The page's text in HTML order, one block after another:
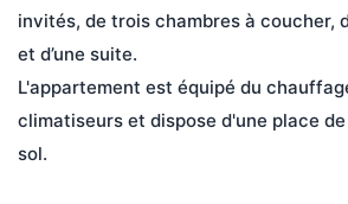
invités, de trois chambres à coucher,
et d’une suite.
L'appartement est équipé du
climatiseurs et dispose d'une place
sol.